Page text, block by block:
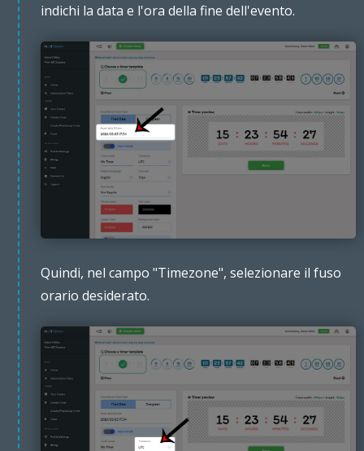
indichi la data e l'ora della fine dell'evento.
Quindi, nel campo "Timezone", selezionare il fuso
orario desiderato.